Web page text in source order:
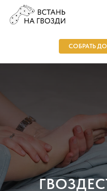
СОБРАТЬ